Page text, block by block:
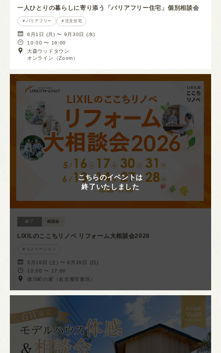
一人ひとりの暮らしに寄り添う「バリアフリー住宅」個別相談会
バリアフリー 注文住宅
6月1日 (月) 〜 9月30日 (水)
10:00 〜 16:00
大森ウッドタウン
オンライン（Zoom）
終了 相談会
LIXILのここちリノベ リフォーム大相談会2026
リノベーション
5月16日 (土) 〜 6月28日 (日)
10:00 〜 17:00
徳川町の家（名古屋市東区）
こちらのイベントは
終了いたしました